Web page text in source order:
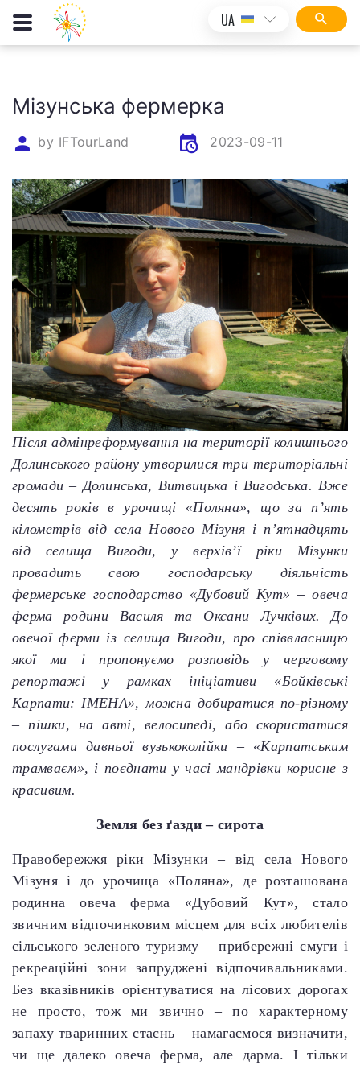
UA
Мізунська фермерка
by IFTourLand 2023-09-11
Після адмінреформування на території колишнього
Долинського району утворилися три територіальні
громади – Долинська, Витвицька і Вигодська. Вже
десять років в урочищі «Поляна», що за п’ять
кілометрів від села Нового Мізуня і п’ятнадцять
від селища Вигоди, у верхів’ї ріки Мізунки
провадить свою господарську діяльність
фермерське господарство «Дубовий Кут» – овеча
ферма родини Василя та Оксани Лучківих. До
овечої ферми із селища Вигоди, про співвласницю
якої ми і пропонуємо розповідь у черговому
репортажі у рамках ініціативи «Бойківські
Карпати: ІМЕНА», можна добиратися по-різному
– пішки, на авті, велосипеді, або скористатися
послугами давньої вузькоколійки – «Карпатським
трамваєм», і поєднати у часі мандрівки корисне з
красивим.
Земля без ґазди – сирота
Правобережжя ріки Мізунки – від села Нового
Мізуня і до урочища «Поляна», де розташована
родинна овеча ферма «Дубовий Кут», стало
звичним відпочинковим місцем для всіх любителів
сільського зеленого туризму – прибережні смуги і
рекреаційні зони запруджені відпочивальниками.
Без вказівників орієнтуватися на лісових дорогах
не просто, тож ми звично – по характерному
запаху тваринних стаєнь – намагаємося визначити,
чи ще далеко овеча ферма, але дарма. І тільки